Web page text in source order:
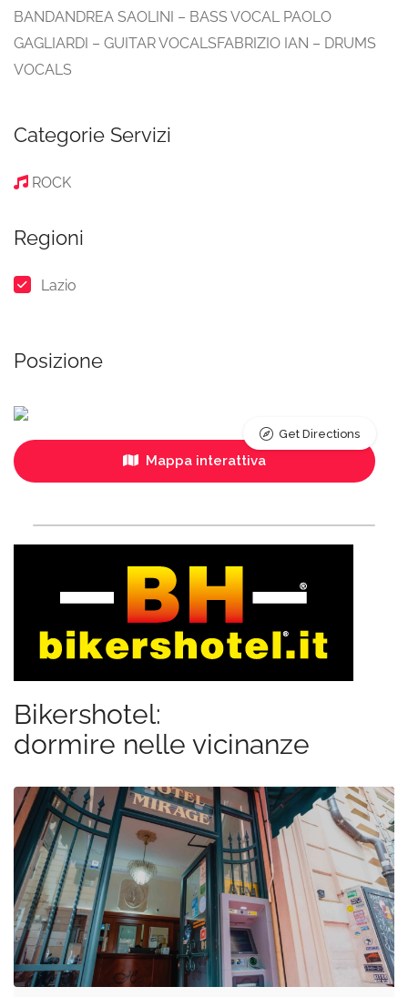
BANDANDREA SAOLINI – BASS VOCAL PAOLO
GAGLIARDI – GUITAR VOCALSFABRIZIO IAN – DRUMS
VOCALS
Categorie Servizi
ROCK
Regioni
Lazio
Posizione
Mappa interattiva
Get Directions
Bikershotel:
dormire nelle vicinanze